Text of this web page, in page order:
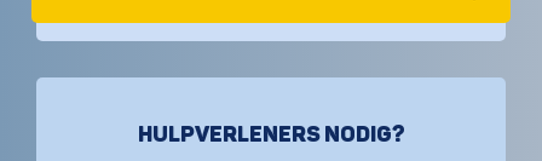
HULPVERLENERS NODIG?